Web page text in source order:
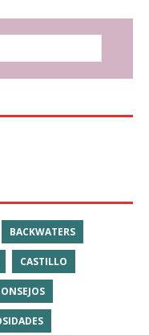
BACKWATERS
CASTILLO